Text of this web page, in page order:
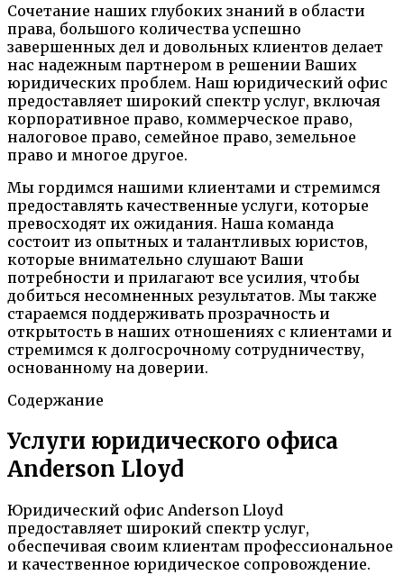
Сочетание наших глубоких знаний в области
права, большого количества успешно
завершенных дел и довольных клиентов делает
нас надежным партнером в решении Ваших
юридических проблем. Наш юридический офис
предоставляет широкий спектр услуг, включая
корпоративное право, коммерческое право,
налоговое право, семейное право, земельное
право и многое другое.
Мы гордимся нашими клиентами и стремимся
предоставлять качественные услуги, которые
превосходят их ожидания. Наша команда
состоит из опытных и талантливых юристов,
которые внимательно слушают Ваши
потребности и прилагают все усилия, чтобы
добиться несомненных результатов. Мы также
стараемся поддерживать прозрачность и
открытость в наших отношениях с клиентами и
стремимся к долгосрочному сотрудничеству,
основанному на доверии.
Содержание
Услуги юридического офиса
Anderson Lloyd
Юридический офис Anderson Lloyd
предоставляет широкий спектр услуг,
обеспечивая своим клиентам профессиональное
и качественное юридическое сопровождение.